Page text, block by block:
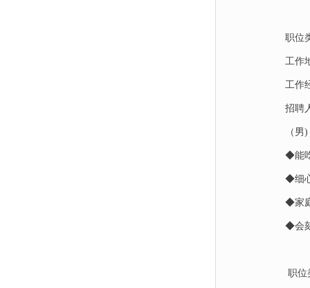
职位
工作
工作
招聘
（男)
◆能
◆细
◆家
◆会
职位